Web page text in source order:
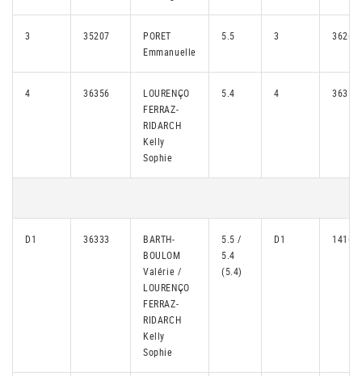
3 35207
PORET
Emmanuelle
5.5 3 36264
4 36356
LOURENÇO
FERRAZ-
RIDARCH
Kelly
Sophie
5.4 4 36353
D1 36333
BARTH-
BOULOM
Valérie /
LOURENÇO
FERRAZ-
RIDARCH
Kelly
Sophie
5.5 /
5.4
(5.4)
D1 14166